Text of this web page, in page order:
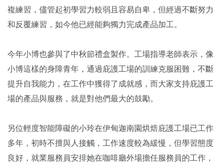
複練習，儘管起初學習力較弱且容易自卑，但經過不斷努力
和反覆練習，如今他已經能夠獨力完成產品加工。
今年小博也參與了中秋節禮盒製作。工場指導老師表示，像
小博這樣的身障青年，通過庇護工場的訓練克服困難，不斷
提升自我能力，在工作中獲得了成就感，而大家支持庇護工
場的產品與服務，就是對他們最大的鼓勵。
另位輕度智能障礙的小玲在伊甸迦南園烘焙庇護工場已工作
多年，初時不擅與人接觸，工作速度較為緩慢，但學習態度
良好，就業服務員安排她在咖啡廳外場擔任服務員的工作，